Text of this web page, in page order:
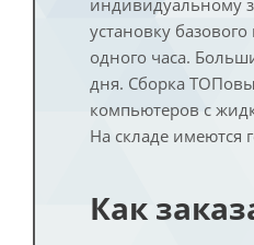
индивидуальному
установку
одного часа.
дня. Сборка
компьютеров с
На складе имеются
Как